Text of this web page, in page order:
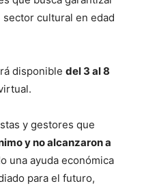
cultural en edad
disponible del 3 al 8
y gestores que
y no alcanzaron a
una ayuda económica
para el futuro,